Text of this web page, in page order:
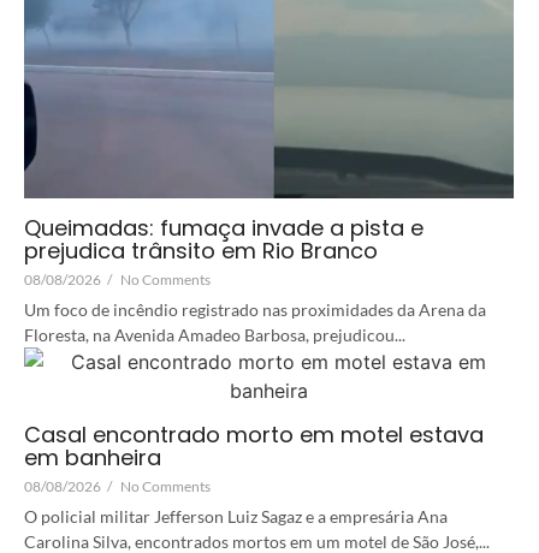
Queimadas: fumaça invade a pista e
prejudica trânsito em Rio Branco
08/08/2026 / No Comments
Um foco de incêndio registrado nas proximidades da Arena da
Floresta, na Avenida Amadeo Barbosa, prejudicou...
Casal encontrado morto em motel estava
em banheira
08/08/2026 / No Comments
O policial militar Jefferson Luiz Sagaz e a empresária Ana
Carolina Silva, encontrados mortos em um motel de São José,...